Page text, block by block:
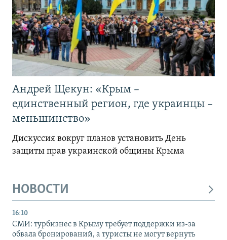
Андрей Щекун: «Крым –
единственный регион, где украинцы –
меньшинство»
Дискуссия вокруг планов установить День
защиты прав украинской общины Крыма
НОВОСТИ
16:10
СМИ: турбизнес в Крыму требует поддержки из-за
обвала бронирований, а туристы не могут вернуть